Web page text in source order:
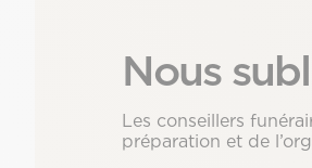
Nous
Les conseillers
préparation et de